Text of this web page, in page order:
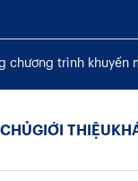
chương trình khuyến
GIỚI THIỆU